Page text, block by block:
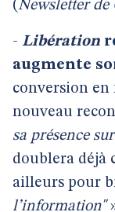
(Newsletter de
- Libération
augmente
conversion en
nouveau
sa présence
doublera déjà
ailleurs pour
l’information"